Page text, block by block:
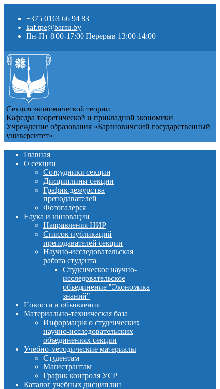
+375 0163 66 94 83
kaf.tpe@barsu.by
Пн-Пт 8:00-17:00 Перерыв 13:00-14:00
Секция экономической теории
Кафедра теоретической и прикладной экономики
Учреждение образования «Барановичский государственный
университет»
Главная
О секции
Сотрудники секции
Дисциплины секции
График дежурства
преподавателей
Фотогалерея
Наука и инновации
Направления НИР
Список публикаций
преподавателей секции
Научно-исследовательская
работа студента
Студенческое научно-
исследовательское
объединение "Экономика
знаний"
Новости и объявления
Материально-техническая база
Информация о студенческих
научно-исследовательских
объединениях секции
Учебно-методические материалы
Студентам
Магистрантам
График контроля УСР
Каталог учебных дисциплин